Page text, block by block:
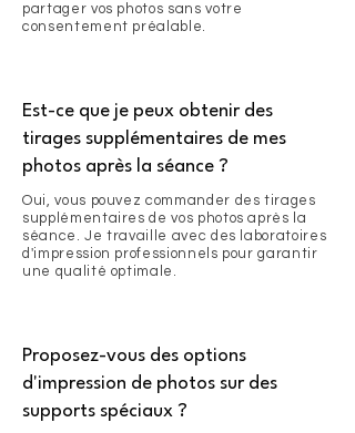
partager vos photos sans votre
consentement préalable.
Est-ce que je peux obtenir des
tirages supplémentaires de mes
photos après la séance ?
Oui, vous pouvez commander des tirages
supplémentaires de vos photos après la
séance. Je travaille avec des laboratoires
d'impression professionnels pour garantir
une qualité optimale.
Proposez-vous des options
d'impression de photos sur des
supports spéciaux ?